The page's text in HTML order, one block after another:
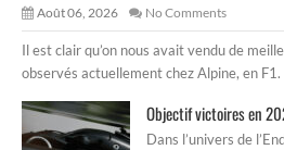
Août 06, 2026 No Comments
Il est clair qu’on nous avait vendu de
observés actuellement chez Alpine, en F1.
Objectif victoires en
Dans l’univers de